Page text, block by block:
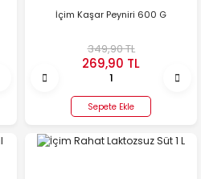
İçim Kaşar Peyniri 600 G
349,90 TL
269,90 TL
Sepete Ekle